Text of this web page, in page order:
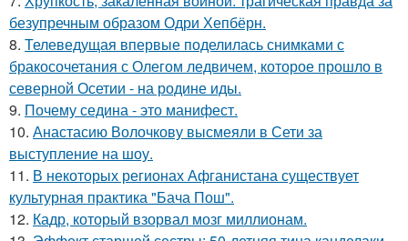
безупречным образом Одри Хепбёрн.
8. Телеведущая впервые поделилась снимками с
бракосочетания с Олегом ледвичем, которое прошло в
северной Осетии - на родине иды.
9. Почему седина - это манифест.
10. Анастасию Волочкову высмеяли в Сети за
выступление на шоу.
11. В некоторых регионах Афганистана существует
культурная практика "Бача Пош".
12. Кадр, который взорвал мозг миллионам.